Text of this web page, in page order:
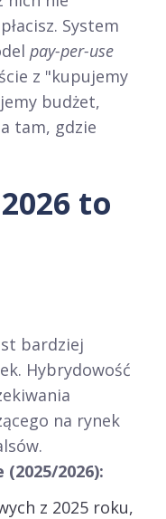
System
pay-per-use
z "kupujemy
budżet,
tam, gdzie
to
bardziej
Hybrydowość
na rynek
2026):
z 2025 roku,